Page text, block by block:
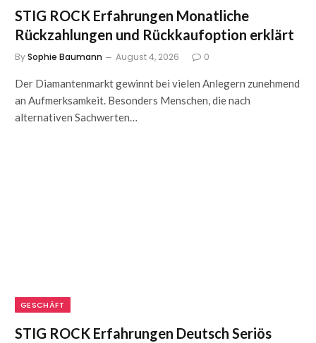
STIG ROCK Erfahrungen Monatliche
Rückzahlungen und Rückkaufoption erklärt
BySophie Baumann August 4, 2026 0
Der Diamantenmarkt gewinnt bei vielen Anlegern zunehmend
an Aufmerksamkeit. Besonders Menschen, die nach
alternativen Sachwerten…
GESCHÄFT
STIG ROCK Erfahrungen Deutsch Seriös